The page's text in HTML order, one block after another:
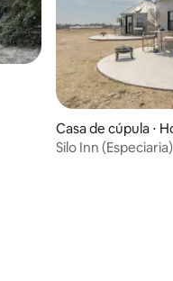
Casa de cúpula ⋅
Silo Inn (Especiaria)